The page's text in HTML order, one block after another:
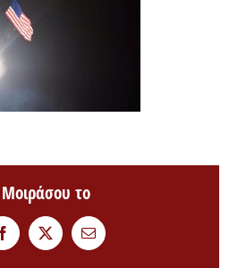
Μοιράσου το
FacebookTwitterEmail